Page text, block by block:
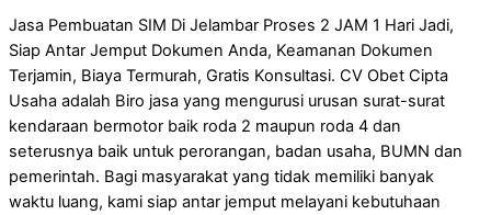
Jasa Pembuatan SIM Di Jelambar Proses 2 JAM 1 Hari Jadi,
Siap Antar Jemput Dokumen Anda, Keamanan Dokumen
Terjamin, Biaya Termurah, Gratis Konsultasi. CV Obet Cipta
Usaha adalah Biro jasa yang mengurusi urusan surat-surat
kendaraan bermotor baik roda 2 maupun roda 4 dan
seterusnya baik untuk perorangan, badan usaha, BUMN dan
pemerintah. Bagi masyarakat yang tidak memiliki banyak
waktu luang, kami siap antar jemput melayani kebutuhaan